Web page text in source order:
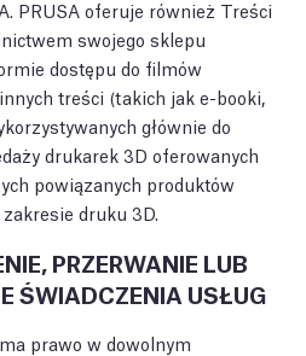
PRUSA oferuje również Treści
swojego sklepu
dostępu do filmów
treści (takich jak e-booki,
głównie do
drukarek 3D oferowanych
powiązanych produktów
druku 3D.
PRZERWANIE LUB
ŚWIADCZENIA USŁUG
prawo w dowolnym